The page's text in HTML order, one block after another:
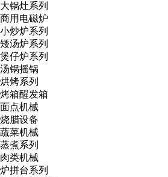
大锅灶系列
商用电磁炉
小炒炉系列
矮汤炉系列
煲仔炉系列
汤锅摇锅
烘烤系列
烤箱醒发箱
面点机械
烧腊设备
蔬菜机械
蒸煮系列
肉类机械
炉拼台系列